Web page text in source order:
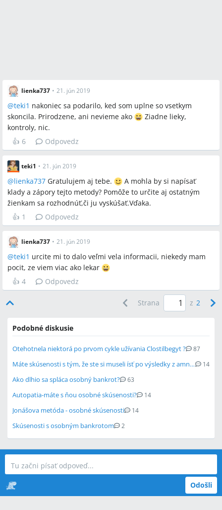
lienka737 • 21. jún 2019
@teki1 nakoniec sa podarilo, ked som uplne so vsetkym
skoncila. Prirodzene, ani nevieme ako
Ziadne lieky,
kontroly, nic.
👍 6 Odpovedz
teki1 • 21. jún 2019
@lienka737 Gratulujem aj tebe.
A mohla by si napísať
klady a zápory tejto metody? Pomôže to určite aj ostatným
žienkam sa rozhodnúť,či ju vyskúšať.Vďaka.
👍 1 Odpovedz
lienka737 • 21. jún 2019
@teki1 urcite mi to dalo veľmi vela informacii, niekedy mam
pocit, ze viem viac ako lekar
👍 4 Odpovedz
Strana z 2
Podobné diskusie
Otehotnela niektorá po prvom cykle užívania Clostilbegyt ? 87
Máte skúsenosti s tým, že ste si museli ísť po výsledky z amniocentézy osobne? 14
Ako dlhio sa spláca osobný bankrot? 63
Autopatia-máte s ňou osobné skúsenosti? 14
Jonášova metóda - osobné skúsenosti 14
Skúsenosti s osobným bankrotom 2
Odošli